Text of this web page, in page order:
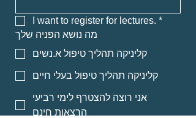
I want to register for lectures. *
מה נושא הפניה שלך
קליניקה תהליך טיפול א.נשים
קליניקה תהליך טיפול בעלי חיים
אני רוצה להצטרף לימי רביעי
הרצאות חינם